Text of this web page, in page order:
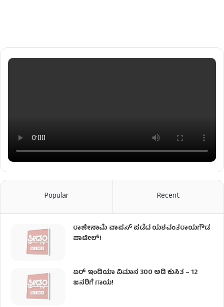
Popular Recent
ರಾಜೀನಾಮೆ ವಾಪಸ್ ಪಡೆದ ಯಶವಂತರಾಯಗೌಡ
ಪಾಟೀಲ್‌!
ಏರ್ ಇಂಡಿಯಾ ವಿಮಾನ 300 ಅಡಿ ಕುಸಿತ – 12
ಜನರಿಗೆ ಗಾಯ!